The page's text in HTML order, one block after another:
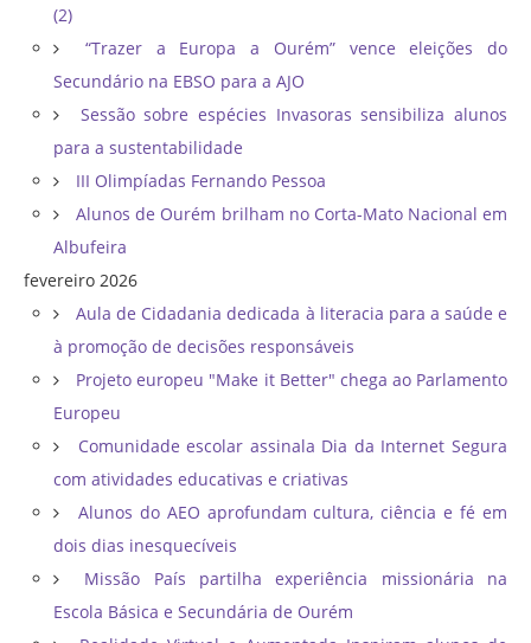
(2)
“Trazer a Europa a Ourém” vence eleições do
Secundário na EBSO para a AJO
Sessão sobre espécies Invasoras sensibiliza alunos
para a sustentabilidade
III Olimpíadas Fernando Pessoa
Alunos de Ourém brilham no Corta-Mato Nacional em
Albufeira
fevereiro 2026
Aula de Cidadania dedicada à literacia para a saúde e
à promoção de decisões responsáveis
Projeto europeu "Make it Better" chega ao Parlamento
Europeu
Comunidade escolar assinala Dia da Internet Segura
com atividades educativas e criativas
Alunos do AEO aprofundam cultura, ciência e fé em
dois dias inesquecíveis
Missão País partilha experiência missionária na
Escola Básica e Secundária de Ourém